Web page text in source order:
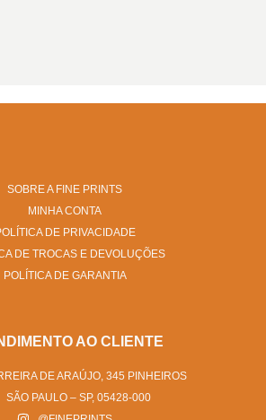
SOBRE A FINE PRINTS
MINHA CONTA
DE PRIVACIDADE
DE TROCAS E DEVOLUÇÕES
POLÍTICA DE GARANTIA
AO CLIENTE
DE ARAÚJO, 345 PINHEIROS
SÃO PAULO – SP, 05428-000